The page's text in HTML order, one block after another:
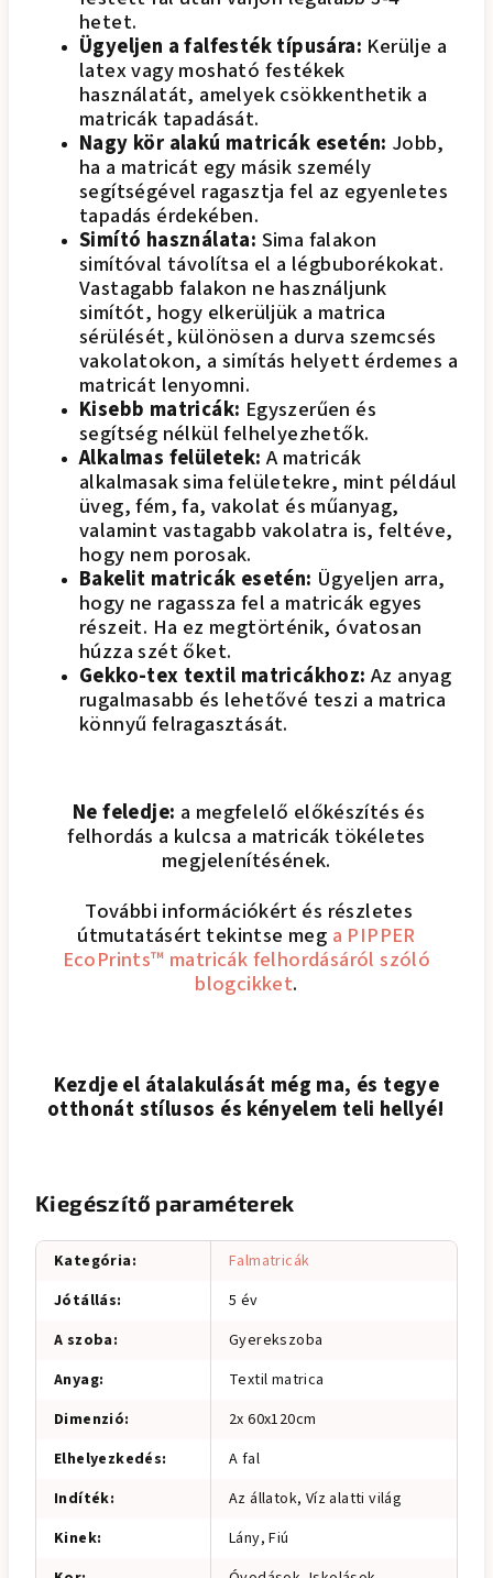
hetet.
Ügyeljen a falfesték típusára: Kerülje a
latex vagy mosható festékek
használatát, amelyek csökkenthetik a
matricák tapadását.
Nagy kör alakú matricák esetén: Jobb,
ha a matricát egy másik személy
segítségével ragasztja fel az egyenletes
tapadás érdekében.
Simító használata: Sima falakon
simítóval távolítsa el a légbuborékokat.
Vastagabb falakon ne használjunk
simítót, hogy elkerüljük a matrica
sérülését, különösen a durva szemcsés
vakolatokon, a simítás helyett érdemes a
matricát lenyomni.
Kisebb matricák: Egyszerűen és
segítség nélkül felhelyezhetők.
Alkalmas felületek:A matricák
alkalmasak sima felületekre, mint például
üveg, fém, fa, vakolat és műanyag,
valamint vastagabb vakolatra is, feltéve,
hogy nem porosak.
Bakelit matricák esetén: Ügyeljen arra,
hogy ne ragassza fel a matricák egyes
részeit. Ha ez megtörténik, óvatosan
húzza szét őket.
Gekko-tex textil matricákhoz:Az anyag
rugalmasabb és lehetővé teszi a matrica
könnyű felragasztását.
Ne feledje: a megfelelő előkészítés és
felhordás a kulcsa a matricák tökéletes
megjelenítésének.
További információkért és részletes
útmutatásért tekintse meg a PIPPER
EcoPrints™ matricák felhordásáról szóló
blogcikket.
Kezdje el átalakulását még ma, és tegye
otthonát stílusos és kényelem teli hellyé!
Kiegészítő paraméterek
Kategória:
Falmatricák
Jótállás:
5 év
A szoba:
Gyerekszoba
Anyag:
Textil matrica
Dimenzió:
2x 60x120cm
Elhelyezkedés:
A fal
Indíték:
Az állatok, Víz alatti világ
Kinek:
Lány, Fiú